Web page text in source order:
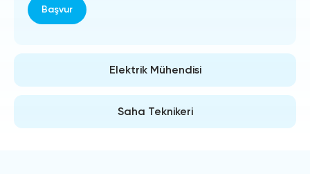
Başvur
Elektrik Mühendisi
Satış sorumlusu; şirket portföyünde bulunan potansiyel
müşterileri ziyaret ederek, firmanın ürün ve hizmetlerini
Saha Teknikeri